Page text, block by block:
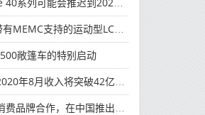
支持的运动型LCD屏幕
敞篷车的特别启动
月收入将突破42亿美元，创历史新高
在中国推出采用HarmonyOS 2.0的智能家居产品